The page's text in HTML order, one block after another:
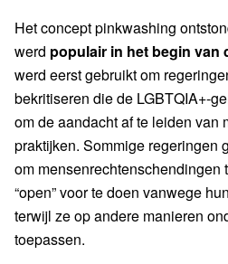
Het concept pinkwashing
werd populair in het begin van
werd eerst gebruikt om
bekritiseren die de LGBTQIA+-
om de aandacht af te leiden van
praktijken. Sommige regeringen
om mensenrechtenschendingen
“open” voor te doen vanwege
terwijl ze op andere manieren
toepassen.